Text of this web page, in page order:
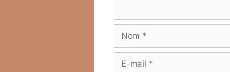
Nom